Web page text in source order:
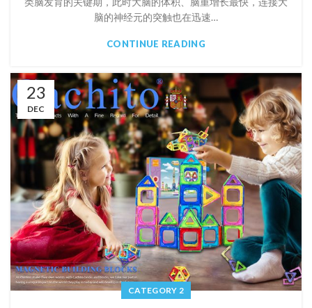
脑的神经元的突触也在迅速…
CONTINUE READING
23
DEC
CATEGORY 2